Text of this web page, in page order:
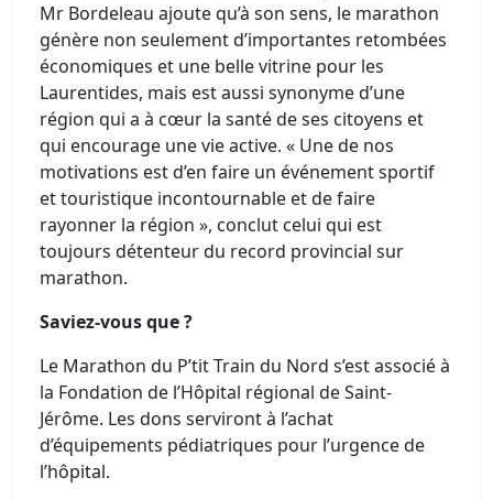
Mr Bordeleau ajoute qu’à son sens, le marathon
génère non seulement d’importantes retombées
économiques et une belle vitrine pour les
Laurentides, mais est aussi synonyme d’une
région qui a à cœur la santé de ses citoyens et
qui encourage une vie active. « Une de nos
motivations est d’en faire un événement sportif
et touristique incontournable et de faire
rayonner la région », conclut celui qui est
toujours détenteur du record provincial sur
marathon.
Saviez-vous que ?
Le Marathon du P’tit Train du Nord s’est associé à
la Fondation de l’Hôpital régional de Saint-
Jérôme. Les dons serviront à l’achat
d’équipements pédiatriques pour l’urgence de
l’hôpital.